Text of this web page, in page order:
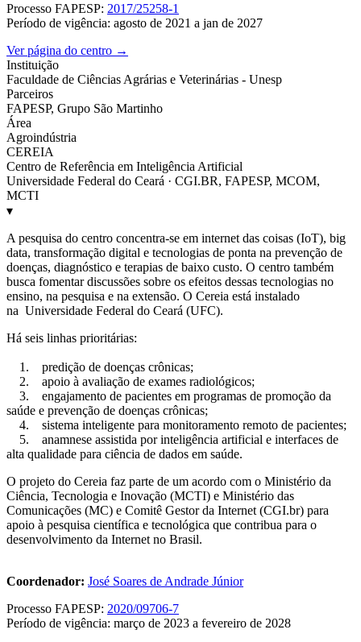
Processo FAPESP: 2017/25258-1
Período de vigência: agosto de 2021 a jan de 2027
Ver página do centro →
Instituição
Faculdade de Ciências Agrárias e Veterinárias - Unesp
Parceiros
FAPESP, Grupo São Martinho
Área
Agroindústria
CEREIA
Centro de Referência em Inteligência Artificial
Universidade Federal do Ceará · CGI.BR, FAPESP, MCOM,
MCTI
▾
A pesquisa do centro concentra-se em internet das coisas (IoT), big
data, transformação digital e tecnologias de ponta na prevenção de
doenças, diagnóstico e terapias de baixo custo. O centro também
busca fomentar discussões sobre os efeitos dessas tecnologias no
ensino, na pesquisa e na extensão. O Cereia está instalado
na Universidade Federal do Ceará (UFC).
Há seis linhas prioritárias:
1. predição de doenças crônicas;
2. apoio à avaliação de exames radiológicos;
3. engajamento de pacientes em programas de promoção da
saúde e prevenção de doenças crônicas;
4. sistema inteligente para monitoramento remoto de pacientes;
5. anamnese assistida por inteligência artificial e interfaces de
alta qualidade para ciência de dados em saúde.
O projeto do Cereia faz parte de um acordo com o Ministério da
Ciência, Tecnologia e Inovação (MCTI) e Ministério das
Comunicações (MC) e Comitê Gestor da Internet (CGI.br) para
apoio à pesquisa científica e tecnológica que contribua para o
desenvolvimento da Internet no Brasil.
Coordenador: José Soares de Andrade Júnior
Processo FAPESP: 2020/09706-7
Período de vigência: março de 2023 a fevereiro de 2028